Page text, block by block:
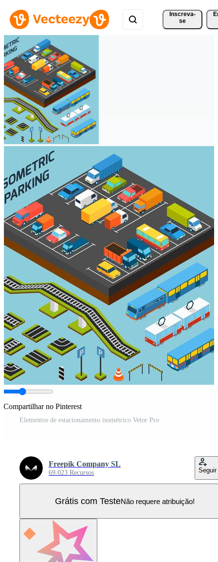
Inscreva-
se
Compartilhar no Pinterest
Elementos de estacionamento isométrico Vetor Pro
Freepik Company SL
69.023 Recursos Seguir
Grátis com TesteNão requere atribuição!